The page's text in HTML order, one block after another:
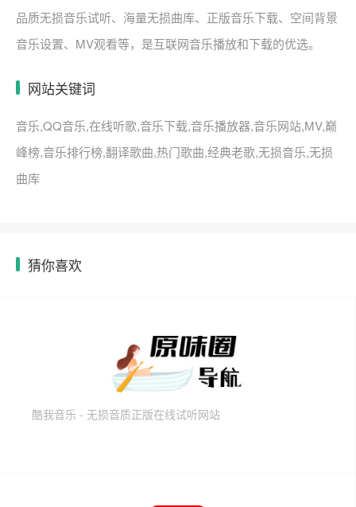
品质无损音乐试听、海量无损曲库、正版音乐下载、空间背景
音乐设置、MV观看等，是互联网音乐播放和下载的优选。
网站关键词
音乐,QQ音乐,在线听歌,音乐下载,音乐播放器,音乐网站,MV,巅
峰榜,音乐排行榜,翻译歌曲,热门歌曲,经典老歌,无损音乐,无损
曲库
猜你喜欢
酷我音乐 - 无损音质正版在线试听网站